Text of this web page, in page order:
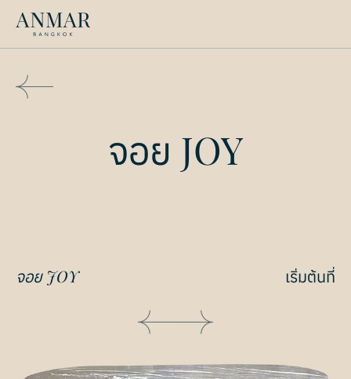
สินค้า(148)
จอย JOY
จอย JOY เริ่มต้นที่